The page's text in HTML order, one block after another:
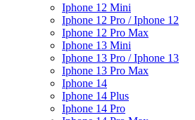
Iphone 12 Mini
Iphone 12 Pro / Iphone 12
Iphone 12 Pro Max
Iphone 13 Mini
Iphone 13 Pro / Iphone 13
Iphone 13 Pro Max
Iphone 14
Iphone 14 Plus
Iphone 14 Pro